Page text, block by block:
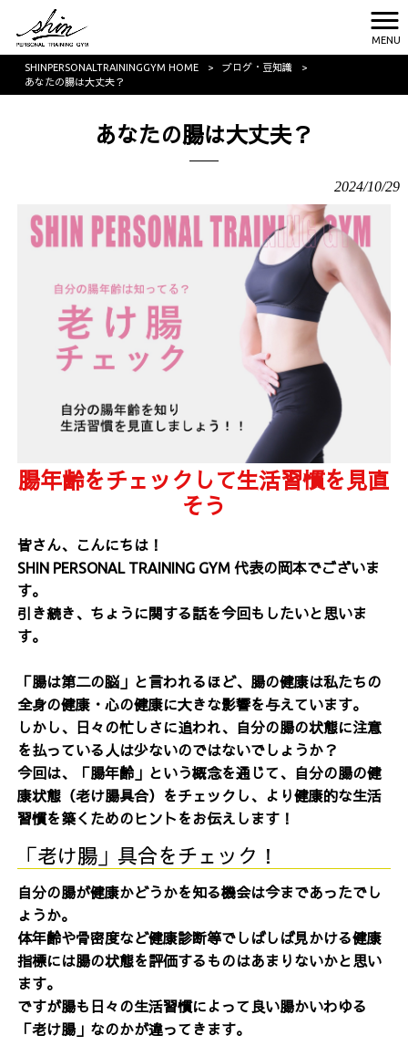
MENU
SHINPERSONALTRAININGGYM HOME > ブログ・豆知識
>
あなたの腸は大丈夫？
あなたの腸は大丈夫？
2024/10/29
腸年齢をチェックして生活習慣を見直
そう
皆さん、こんにちは！
SHIN PERSONAL TRAINING GYM 代表の岡本でございま
す。
引き続き、ちょうに関する話を今回もしたいと思いま
す。
「腸は第二の脳」と言われるほど、腸の健康は私たちの
全身の健康・心の健康に大きな影響を与えています。
しかし、日々の忙しさに追われ、自分の腸の状態に注意
を払っている人は少ないのではないでしょうか？
今回は、「腸年齢」という概念を通じて、自分の腸の健
康状態（老け腸具合）をチェックし、より健康的な生活
習慣を築くためのヒントをお伝えします！
「老け腸」具合をチェック！
自分の腸が健康かどうかを知る機会は今まであったでし
ょうか。
体年齢や骨密度など健康診断等でしばしば見かける健康
指標には腸の状態を評価するものはあまりないかと思い
ます。
ですが腸も日々の生活習慣によって良い腸かいわゆる
「老け腸」なのかが違ってきます。